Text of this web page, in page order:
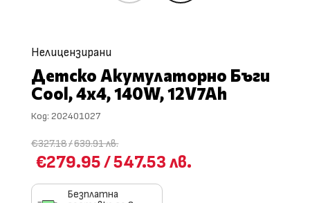
Нелицензирани
Детско Акумулаторно Бъги
Cool, 4х4, 140W, 12V7Ah
Код: 202401027
€327.18/639.91 лв.
€279.95/547.53 лв.
Безплатна